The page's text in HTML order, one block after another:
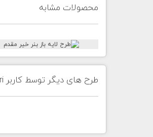
محصولات مشابه
طرح های دیگر توسط کاربر MaMahaskari